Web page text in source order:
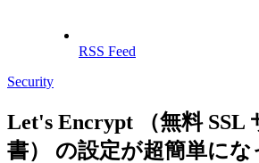
RSS Feed
Security
Let's Encrypt （無料 SSL
書） の設定が超簡単にな